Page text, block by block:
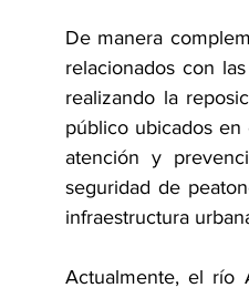
De manera
relacionados con
realizando la
público ubicados en
atención y
seguridad de
infraestructura
Actualmente, el río